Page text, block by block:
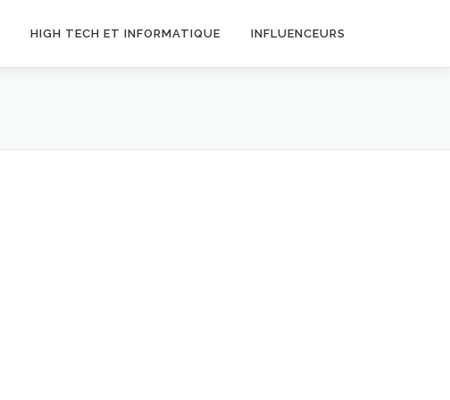
HIGH TECH ET INFORMATIQUE INFLUENCEURS